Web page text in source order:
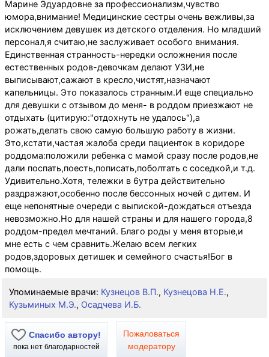
Марине Эдуардовне за профессионализм,чувство
юмора,внимание! Медицинские сестры очень вежливы,за
исключением девушек из детского отделения. Но младший
персонал,я считаю,не заслуживает особого внимания.
Единственная странность-нередки осложнения после
естественных родов-девочкам делают УЗИ,не
выписывают,сажают в кресло,чистят,назначают
капельницы. Это показалось странным.И еще специально
для девушки с отзывом до меня- в роддом приезжают не
отдыхать (цитирую:"отдохнуть не удалось"),а
рожать,делать свою самую большую работу в жизни.
Это,кстати,частая жалоба среди пациенток в коридоре
роддома:положили ребенка с мамой сразу после родов,не
дали поспать,поесть,пописать,поболтать с соседкой,и т.д.
Удивительно.Хотя, тележки в 6утра действительно
раздражают,особенно после бессонных ночей с дитем. И
еще непонятные очереди с выпиской-дождаться отъезда
невозможно.Но для нашей страны и для нашего города,8
роддом-предел мечтаний. Благо роды у меня вторые,и
мне есть с чем сравнить.Желаю всем легких
родов,здоровых детишек и семейного счастья!Бог в
помощь.
Упоминаемые врачи: Кузнецов В.П., Кузнецова Н.Е.,
Кузьминых М.Э., Осадчева И.Б.
Спасибо автору!
пока нет благодарностей
Пожаловаться
модератору